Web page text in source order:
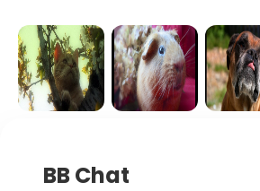
BB Chat